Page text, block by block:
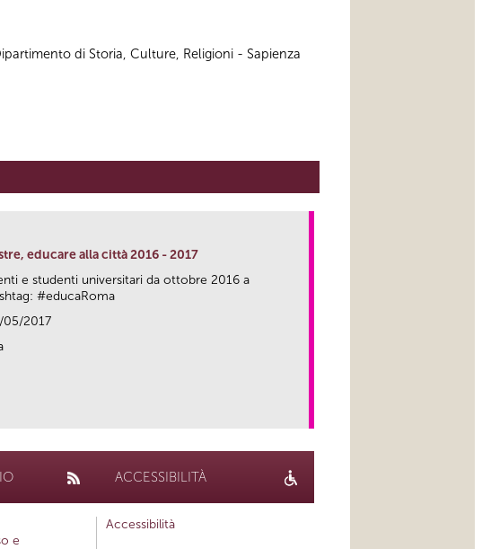
di Storia, Culture, Religioni - Sapienza
educare alla città 2016 - 2017
e studenti universitari da ottobre 2016 a
#educaRoma
2017
e
ACCESSIBILITÀ
Accessibilità